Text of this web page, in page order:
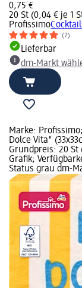
0,75 €
20 St (0,04 € je 1
Profissimo
(7)
Lieferbar
dm-Markt
Marke:
Dolce Vita"
Grundpreis: 20 St
Grafik;
Status grau dm-